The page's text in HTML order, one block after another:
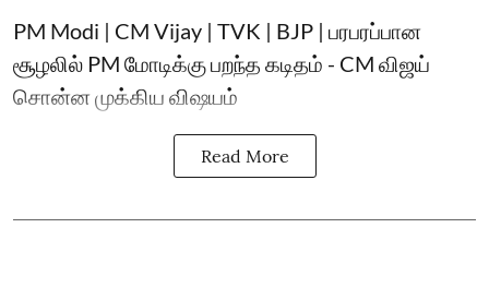
PM Modi | CM Vijay | TVK | BJP | பரபரப்பான
சூழலில் PM மோடிக்கு பறந்த கடிதம் - CM விஜய்
சொன்ன முக்கிய விஷயம்
Read More